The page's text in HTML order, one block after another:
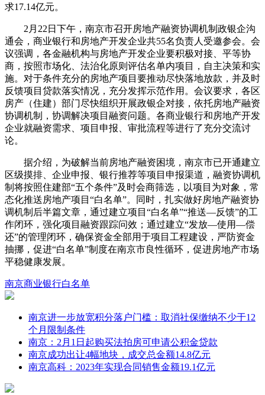
求17.14亿元。
2月22日下午，南京市召开房地产融资协调机制政银企沟
通会，商业银行和房地产开发企业共55名负责人受邀参会。会
议强调，各金融机构与房地产开发企业要积极对接、平等协
商，按照市场化、法治化原则评估名单内项目，自主决策和实
施。对于条件充分的房地产项目要推动尽快落地放款，并及时
反馈项目贷款落实情况，充分发挥示范作用。会议要求，各区
房产（住建）部门尽快组织开展政银企对接，依托房地产融资
协调机制，协调解决项目融资问题。各商业银行和房地产开发
企业就融资需求、项目申报、审批流程等进行了充分交流讨
论。
据介绍，为破解当前房地产融资困境，南京市已开通建立
区级摸排、企业申报、银行推荐等项目申报渠道，融资协调机
制将按照住建部“五个条件”及时会商筛选，以项目为对象，常
态化推送房地产项目“白名单”。同时，扎实做好房地产融资协
调机制后半篇文章，通过建立项目“白名单”“推送—反馈”的工
作闭环，强化项目融资跟踪问效；通过建立“发放—使用—偿
还”的管理闭环，确保资金全部用于项目工程建设，严防资金
抽挪，促进“白名单”制度在南京市良性循环，促进房地产市场
平稳健康发展。
南京商业银行白名单
南京进一步放宽积分落户门槛：取消社保缴纳不少于12
个月限制条件
南京：2月1日起购买法拍房可申请公积金贷款
南京成功出让4幅地块，成交总金额14.8亿元
南京高科：2023年实现合同销售金额19.1亿元